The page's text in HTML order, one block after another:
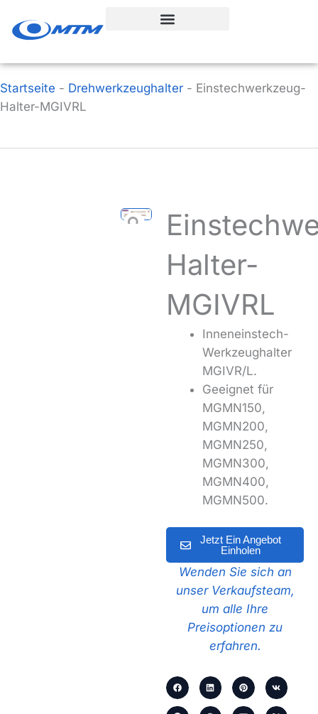
Inhalt
Startseite - Drehwerkzeughalter - Einstechwerkzeug-
Halter-MGIVRL
Halter-
MGIVRL
Inneneinstech-
Werkzeughalter
MGIVR/L.
Geeignet für
MGMN150,
MGMN200,
MGMN250,
MGMN300,
MGMN400,
MGMN500.
Jetzt Ein Angebot
Einholen
Wenden Sie sich an
unser Verkaufsteam,
um alle Ihre
Preisoptionen zu
erfahren.